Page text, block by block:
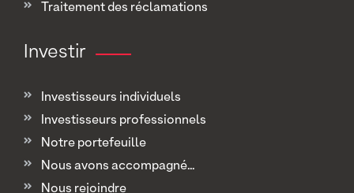
Traitement des réclamations
Investir
Investisseurs individuels
Investisseurs professionnels
Notre portefeuille
Nous avons accompagné...
Nous rejoindre